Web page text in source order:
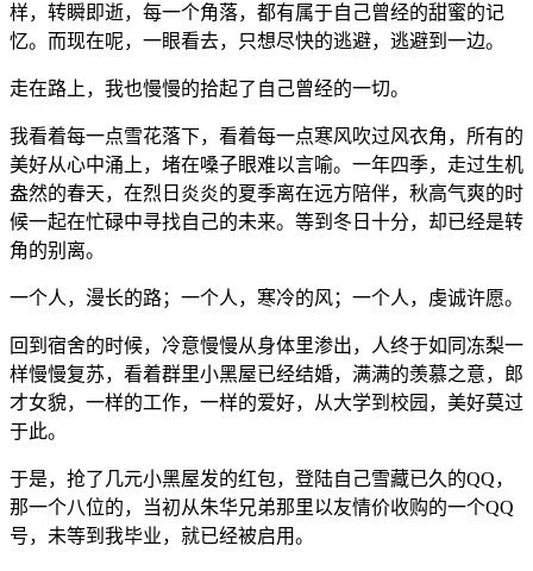
样，转瞬即逝，每一个角落，都有属于自己曾经的甜蜜的记
忆。而现在呢，一眼看去，只想尽快的逃避，逃避到一边。
走在路上，我也慢慢的拾起了自己曾经的一切。
我看着每一点雪花落下，看着每一点寒风吹过风衣角，所有的
美好从心中涌上，堵在嗓子眼难以言喻。一年四季，走过生机
盎然的春天，在烈日炎炎的夏季离在远方陪伴，秋高气爽的时
候一起在忙碌中寻找自己的未来。等到冬日十分，却已经是转
角的别离。
一个人，漫长的路；一个人，寒冷的风；一个人，虔诚许愿。
回到宿舍的时候，冷意慢慢从身体里渗出，人终于如同冻梨一
样慢慢复苏，看着群里小黑屋已经结婚，满满的羡慕之意，郎
才女貌，一样的工作，一样的爱好，从大学到校园，美好莫过
于此。
于是，抢了几元小黑屋发的红包，登陆自己雪藏已久的QQ，
那一个八位的，当初从朱华兄弟那里以友情价收购的一个QQ
号，未等到我毕业，就已经被启用。